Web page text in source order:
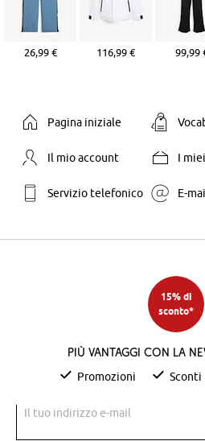
26,99 € 116,99 € 99,99
Pagina iniziale
Il mio account I
Servizio telefonico E-
15% di
sconto*
Più vantaggi con la
Promozioni Sconti
Il tuo indirizzo e-mail